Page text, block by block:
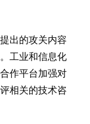
出的攻关内容
工业和信息化
作平台加强对
相关的技术咨